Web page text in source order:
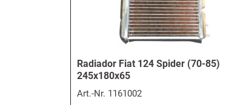
Radiador Fiat 124 Spider (70-85)
245x180x65
Art.-Nr. 1161002